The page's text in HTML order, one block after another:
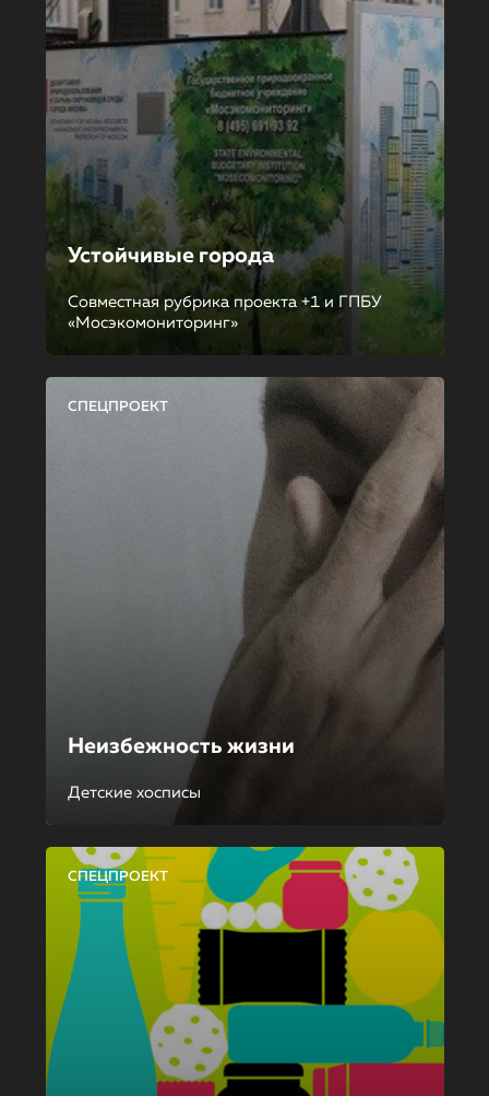
Устойчивые города
Совместная рубрика проекта +1 и ГПБУ
«Мосэкомониторинг»
СПЕЦПРОЕКТ
Неизбежность жизни
Детские хосписы
СПЕЦПРОЕКТ